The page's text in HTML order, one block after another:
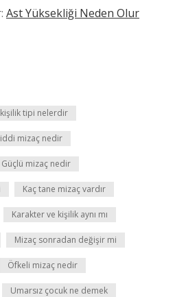
Ast Yüksekliği Neden Olur
tipi nelerdir
mizaç nedir
Güçlü mizaç nedir
Kaç tane mizaç vardır
Karakter ve kişilik aynı mı
Mizaç sonradan değişir mi
Öfkeli mizaç nedir
Umarsız çocuk ne demek